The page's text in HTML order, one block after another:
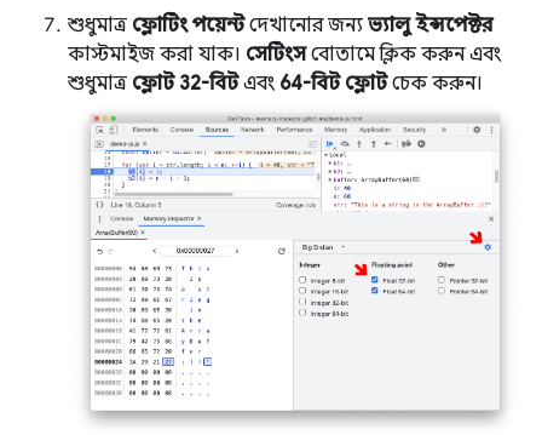
শুধুমাত্র ফ্লোটিং পয়েন্টদেখানোর জন্য ভ্যালু ইন্সপেক্টর
কাস্টমাইজ করা যাক। সেটিংসবোতামে ক্লিক করুন এবং
শুধুমাত্র ফ্লোট 32-বিটএবং 64-বিট ফ্লোটচেক করুন।